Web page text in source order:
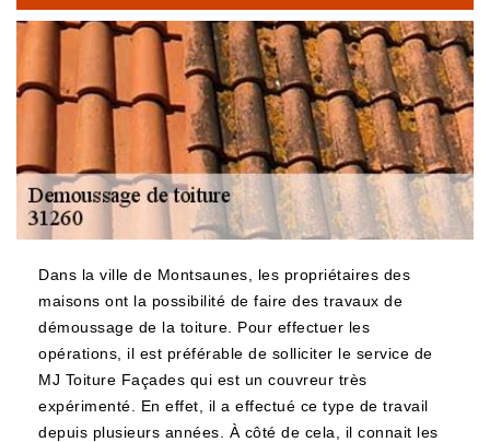
Dans la ville de Montsaunes, les propriétaires des
maisons ont la possibilité de faire des travaux de
démoussage de la toiture. Pour effectuer les
opérations, il est préférable de solliciter le service de
MJ Toiture Façades qui est un couvreur très
expérimenté. En effet, il a effectué ce type de travail
depuis plusieurs années. À côté de cela, il connait les